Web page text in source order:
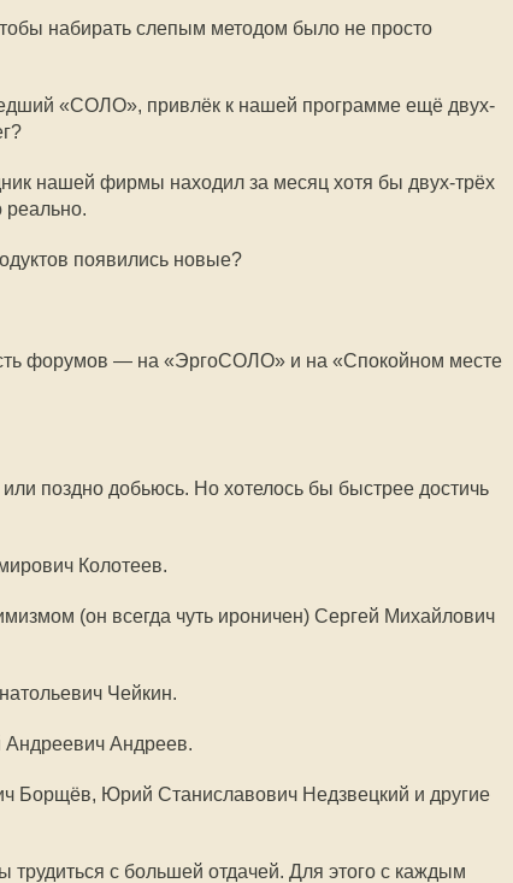
набирать слепым методом было не просто
«СОЛО», привлёк к нашей программе ещё двух-
нашей фирмы находил за месяц хотя бы двух-трёх
реально.
появились новые?
форумов — на «ЭргоСОЛО» и на «Спокойном месте
поздно добьюсь. Но хотелось бы быстрее достичь
Колотеев.
(он всегда чуть ироничен) Сергей Михайлович
Чейкин.
Андреевич Андреев.
Борщёв, Юрий Станиславович Недзвецкий и другие
трудиться с большей отдачей. Для этого с каждым